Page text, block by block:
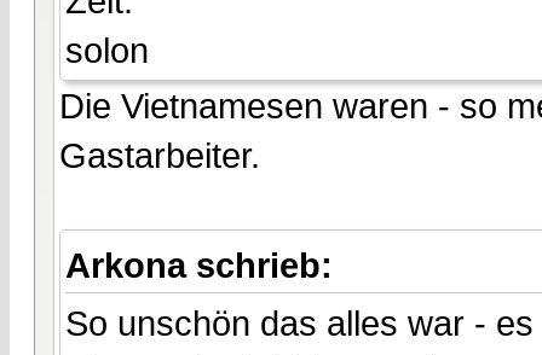
solon
Die Vietnamesen waren - so
Gastarbeiter.
Arkona schrieb:
So unschön das alles war -